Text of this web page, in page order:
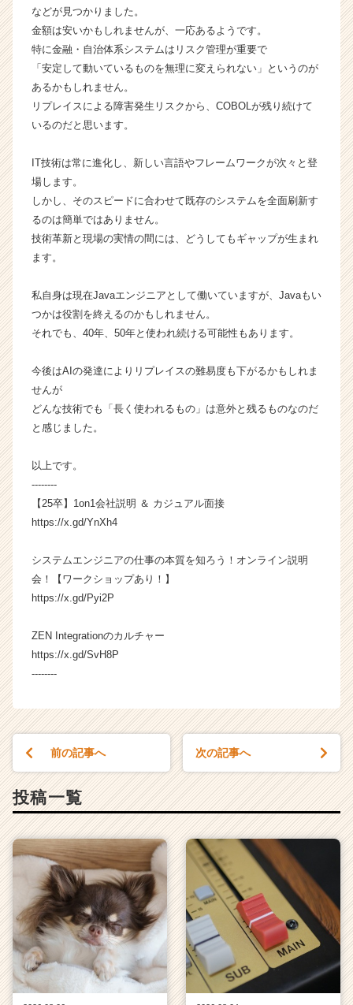
く
就
活
イ
キ
リ
ア
（C
r
C
a
e
r）
などが見つかりました。
金額は安いかもしれませんが、一応あるようです。
特に金融・自治体系システムはリスク管理が重要で
「安定して動いているものを無理に変えられない」というのが
あるかもしれません。
リプレイスによる障害発生リスクから、COBOLが残り続けて
いるのだと思います。
IT技術は常に進化し、新しい言語やフレームワークが次々と登
場します。
しかし、そのスピードに合わせて既存のシステムを全面刷新す
るのは簡単ではありません。
技術革新と現場の実情の間には、どうしてもギャップが生まれ
ます。
私自身は現在Javaエンジニアとして働いていますが、Javaもい
つかは役割を終えるのかもしれません。
それでも、40年、50年と使われ続ける可能性もあります。
今後はAIの発達によりリプレイスの難易度も下がるかもしれま
せんが
どんな技術でも「長く使われるもの」は意外と残るものなのだ
と感じました。
以上です。
--------
【25卒】1on1会社説明 ＆ カジュアル面接
https://x.gd/YnXh4
システムエンジニアの仕事の本質を知ろう！オンライン説明
会！【ワークショップあり！】
https://x.gd/Pyi2P
ZEN Integrationのカルチャー
https://x.gd/SvH8P
--------
前の記事へ 次の記事へ
投稿一覧